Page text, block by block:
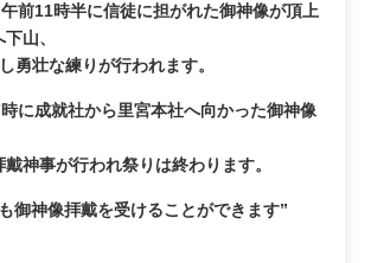
前11時半に信徒に担がれた御神像が頂上
山、
勇壮な練りが行われます。
に成就社から里宮本社へ向かった御神像
神事が行われ祭りは終わります。
御神像拝戴を受けることができます”